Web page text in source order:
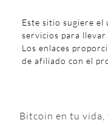
Este sitio sugiere el
servicios para llevar
Los enlaces
de afiliado con el
Bitcoin en tu